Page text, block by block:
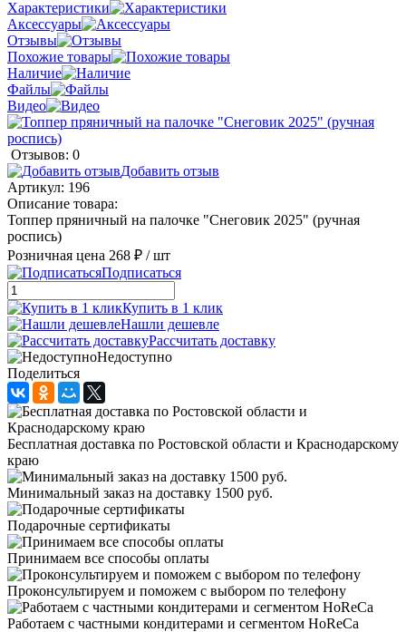
Характеристики
Аксессуары
Отзывы
Похожие товары
Наличие
Файлы
Видео
Отзывов: 0
Добавить отзыв
Артикул: 196
Описание товара:
Топпер пряничный на палочке "Снеговик 2025" (ручная
роспись)
Розничная цена 268 ₽ / шт
Подписаться
Купить в 1 клик
Нашли дешевле
Рассчитать доставку
Недоступно
Поделиться
Бесплатная доставка по Ростовской области и Краснодарскому
краю
Минимальный заказ на доставку 1500 руб.
Подарочные сертификаты
Принимаем все способы оплаты
Проконсультируем и поможем с выбором по телефону
Работаем с частными кондитерами и сегментом HoReCa